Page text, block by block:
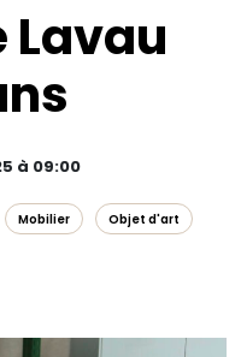
Lavau
à 09:00
Mobilier Objet d'art